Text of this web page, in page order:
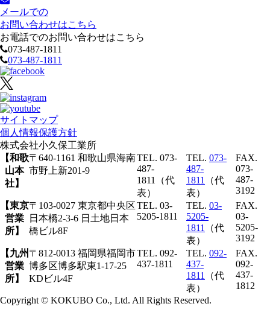
メールでの
お問い合わせはこちら
お電話でのお問い合わせはこちら
073-487-1811
073-487-1811
サイトマップ
個人情報保護方針
株式会社小久保工業所
【和歌
山本
社】
〒640-1161 和歌山県海南
市野上新201-9
TEL. 073-
487-
1811（代
表）
TEL. 073-
487-
1811
（代
表）
FAX.
073-
487-
3192
【東京
営業
所】
〒103-0027 東京都中央区
日本橋2-3-6 日土地日本
橋ビル8F
TEL. 03-
5205-1811
TEL. 03-
5205-
1811
（代
表）
FAX.
03-
5205-
3192
【九州
営業
所】
〒812-0013 福岡県福岡市
博多区博多駅東1-17-25
KDビル4F
TEL. 092-
437-1811
TEL. 092-
437-
1811
（代
表）
FAX.
092-
437-
1812
Copyright © KOKUBO Co., Ltd. All Rights Reserved.